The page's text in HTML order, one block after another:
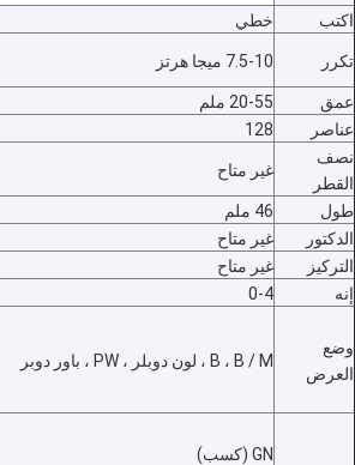
اكتب خطي
تكرر 7.5-10 ميجا هرتز
عمق 20-55 ملم
عناصر
128
نصف
القطر
غير متاح
طول 46 ملم
الدكتور
غير متاح
التركيز
غير متاح
إنه
0-4
وضع
العرض
B ، B / M ، لون دوبلر ، PW ، باور دوبر
GN (كسب)